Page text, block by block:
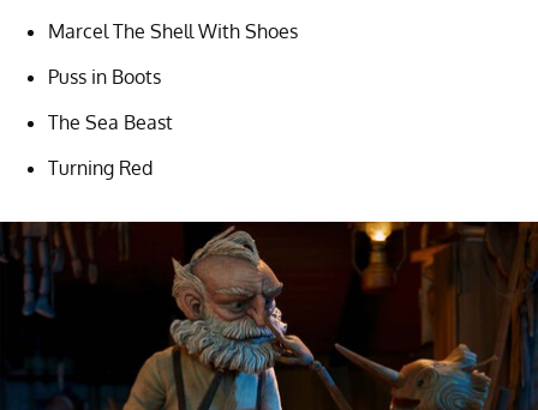
Marcel The Shell With Shoes
Puss in Boots
The Sea Beast
Turning Red